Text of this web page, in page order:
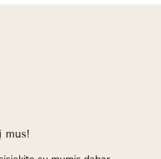
mus!